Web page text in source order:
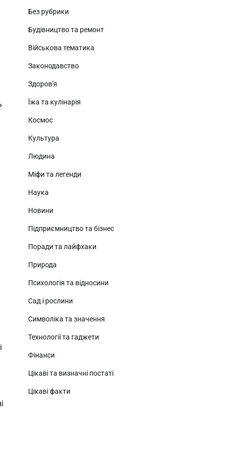
Без рубрики
Будівництво та ремонт
Військова тематика
Законодавство
Здоров'я
Їжа та кулінарія
Космос
Культура
Людина
Міфи та легенди
Наука
Новини
Підприємництво та бізнес
Поради та лайфхаки
Природа
Психологія та відносини
Сад і рослини
Символіка та значення
Технології та гаджети
Фінанси
Цікаві та визначні постаті
Цікаві факти